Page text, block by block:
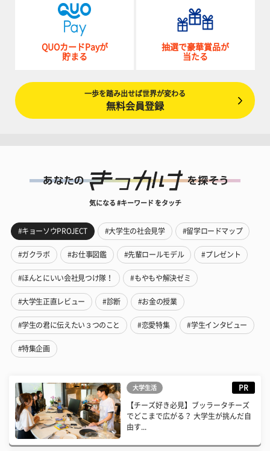
QUOカードPayが
貯まる
抽選で豪華賞品が
当たる
一歩を踏み出せば世界が変わる
無料会員登録
気になる #キーワード をタッチ
#キョーソウPROJECT #大学生の社会見学 #留学ロードマップ
#ガクラボ #お仕事図鑑 #先輩ロールモデル #プレゼント
#ほんとにいい会社見つけ隊！ #もやもや解決ゼミ
#大学生正直レビュー #診断 #お金の授業
#学生の君に伝えたい３つのこと #恋愛特集 #学生インタビュー
#特集企画
大学生活 PR
【チーズ好き必見】ブッラータチーズ
でどこまで広がる？ 大学生が挑んだ自
由す...